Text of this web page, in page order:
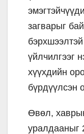
загварыг
үйлчилгээг
хүүхдийн
бүрдүүлсэн
Өвөл,
уралдааныг